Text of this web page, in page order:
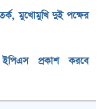
মুখোমুখি দুই পক্ষের
প্রকাশ করবে